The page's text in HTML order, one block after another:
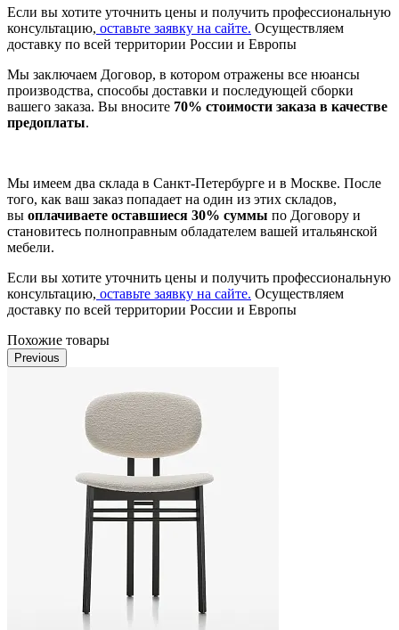
Если вы хотите уточнить цены и получить профессиональную
консультацию, оставьте заявку на сайте. Осуществляем
доставку по всей территории России и Европы
Мы заключаем Договор, в котором отражены все нюансы
производства, способы доставки и последующей сборки
вашего заказа. Вы вносите 70% стоимости заказа в качестве
предоплаты.
Мы имеем два склада в Санкт-Петербурге и в Москве. После
того, как ваш заказ попадает на один из этих складов,
вы оплачиваете оставшиеся 30% суммы по Договору и
становитесь полноправным обладателем вашей итальянской
мебели.
Если вы хотите уточнить цены и получить профессиональную
консультацию, оставьте заявку на сайте. Осуществляем
доставку по всей территории России и Европы
Похожие товары
Previous